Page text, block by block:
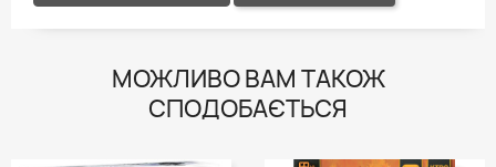
МОЖЛИВО ВАМ ТАКОЖ
СПОДОБАЄТЬСЯ